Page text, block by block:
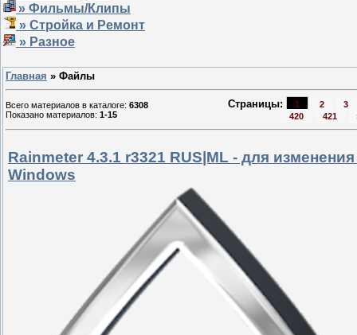
» Фильмы/Клипы
» Стройка и Ремонт
» Разное
Главная » Файлы
Всего материалов в каталоге: 6308
Показано материалов: 1-15
Страницы: 1 2
3
420
421
Rainmeter 4.3.1 r3321 RUS|ML - для изменения
Windows